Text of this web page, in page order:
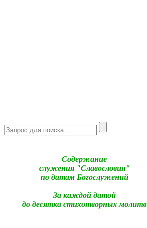
Содержание
служения "Славословия"
по датам Богослужений
За каждой датой
до десятка стихотворных молитв